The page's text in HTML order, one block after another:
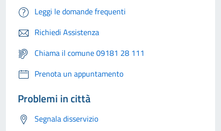
Leggi le domande frequenti
Richiedi Assistenza
Chiama il comune 09181 28 111
Prenota un appuntamento
Problemi in città
Segnala disservizio